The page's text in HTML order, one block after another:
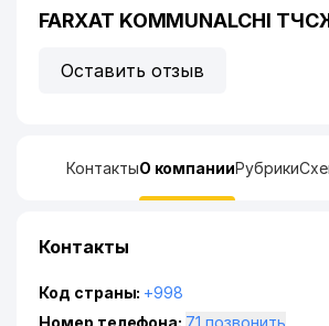
FARXAT KOMMUNALCHI
Оставить отзыв
КонтактыО компанииРубрики
Контакты
Код страны: +998
Номер телефона:
71 позвонить